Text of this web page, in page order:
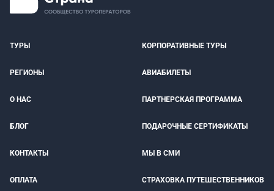
ТУРЫ КОРПОРАТИВНЫЕ ТУРЫ
РЕГИОНЫ АВИАБИЛЕТЫ
О НАС ПАРТНЕРСКАЯ ПРОГРАММА
БЛОГ ПОДАРОЧНЫЕ СЕРТИФИКАТЫ
КОНТАКТЫ МЫ В СМИ
ОПЛАТА СТРАХОВКА ПУТЕШЕСТВЕННИКОВ